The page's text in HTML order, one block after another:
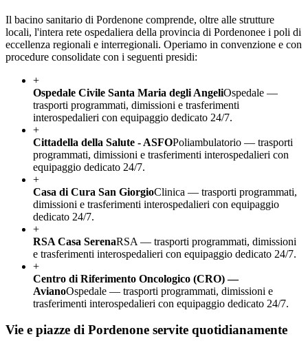
Il bacino sanitario di Pordenone comprende, oltre alle strutture
locali, l'intera rete ospedaliera della provincia di Pordenonee i poli di
eccellenza regionali e interregionali. Operiamo in convenzione e con
procedure consolidate con i seguenti presidi:
+
Ospedale Civile Santa Maria degli AngeliOspedale —
trasporti programmati, dimissioni e trasferimenti
interospedalieri con equipaggio dedicato 24/7.
+
Cittadella della Salute - ASFOPoliambulatorio — trasporti
programmati, dimissioni e trasferimenti interospedalieri con
equipaggio dedicato 24/7.
+
Casa di Cura San GiorgioClinica — trasporti programmati,
dimissioni e trasferimenti interospedalieri con equipaggio
dedicato 24/7.
+
RSA Casa SerenaRSA — trasporti programmati, dimissioni
e trasferimenti interospedalieri con equipaggio dedicato 24/7.
+
Centro di Riferimento Oncologico (CRO) —
AvianoOspedale — trasporti programmati, dimissioni e
trasferimenti interospedalieri con equipaggio dedicato 24/7.
Vie e piazze di Pordenone servite quotidianamente